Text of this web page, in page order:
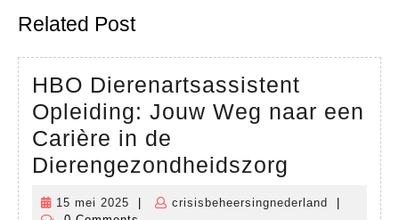
post:
Related Post
HBO Dierenartsassistent
Opleiding: Jouw Weg naar een
Carière in de
Dierengezondheidszorg
15 mei 2025
15
crisisbeheersingnederland